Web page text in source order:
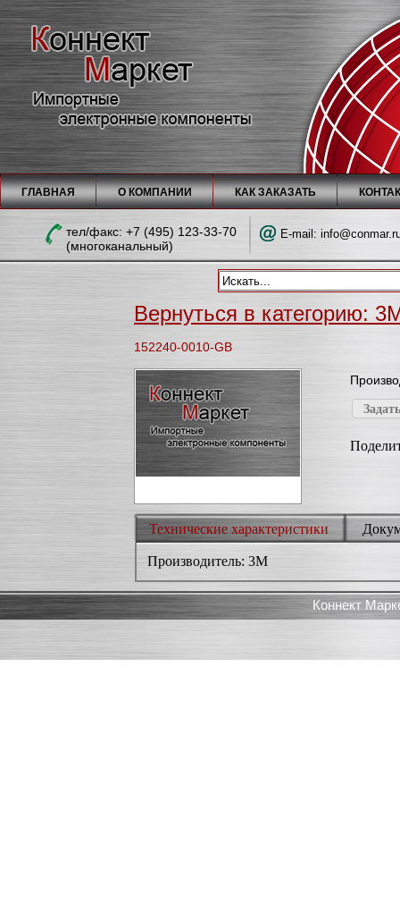
ГЛАВНАЯ О КОМПАНИИ КАК ЗАКАЗАТЬ
тел/факc: +7 (495) 123-33-70
(многоканальный)
E-mail:
Вернуться в категорию:
152240-0010-GB
Технические характеристики
Производитель: 3M
Коннект